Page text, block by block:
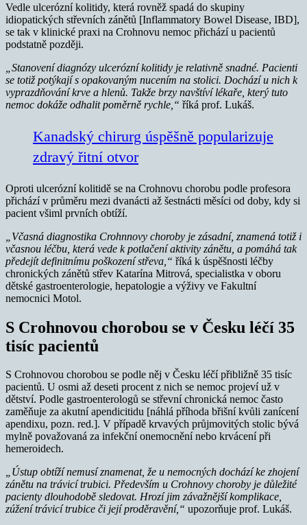
Vedle ulcerózní kolitidy, která rovněž spadá do skupiny
idiopatických střevních zánětů [Inflammatory Bowel Disease, IBD],
se tak v klinické praxi na Crohnovu nemoc přichází u pacientů
podstatně později.
„Stanovení diagnózy ulcerózní kolitidy je relativně snadné. Pacienti
se totiž potýkají s opakovaným nucením na stolici. Dochází u nich k
vyprazdňování krve a hlenů. Takže brzy navštíví lékaře, který tuto
nemoc dokáže odhalit poměrně rychle,“ říká prof. Lukáš.
Kanadský chirurg úspěšně popularizuje
zdravý řitní otvor
Oproti ulcerózní kolitidě se na Crohnovu chorobu podle profesora
přichází v průměru mezi dvanácti až šestnácti měsíci od doby, kdy si
pacient všiml prvních obtíží.
„Včasná diagnostika Crohnnovy choroby je zásadní, znamená totiž i
včasnou léčbu, která vede k potlačení aktivity zánětu, a pomáhá tak
předejít definitnímu poškození střeva,“ říká k úspěšnosti léčby
chronických zánětů střev Katarína Mitrová, specialistka v oboru
dětské gastroenterologie, hepatologie a výživy ve Fakultní
nemocnici Motol.
S Crohnovou chorobou se v Česku léčí 35
tisíc pacientů
S Crohnovou chorobou se podle něj v Česku léčí přibližně 35 tisíc
pacientů. U osmi až deseti procent z nich se nemoc projeví už v
dětství. Podle gastroenterologů se střevní chronická nemoc často
zaměňuje za akutní apendicitidu [náhlá příhoda břišní kvůli zanícení
apendixu, pozn. red.]. V případě krvavých průjmovitých stolic bývá
mylně považovaná za infekční onemocnění nebo krvácení při
hemeroidech.
„Ústup obtíží nemusí znamenat, že u nemocných dochází ke zhojení
zánětu na trávicí trubici. Především u Crohnovy choroby je důležité
pacienty dlouhodobě sledovat. Hrozí jim závažnější komplikace,
zúžení trávicí trubice či její proděravění,“ upozorňuje prof. Lukáš.